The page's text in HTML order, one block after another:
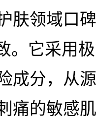
肤领域口
。它采用
成分，从
痛的敏感